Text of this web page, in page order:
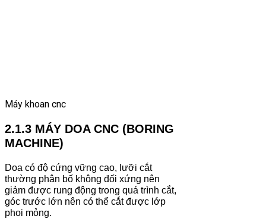
Máy khoan cnc
2.1.3 MÁY DOA CNC (BORING
MACHINE)
Doa có độ cứng vững cao, lưỡi cắt
thường phân bố không đối xứng nên
giảm được rung động trong quá trình cắt,
góc trước lớn nên có thể cắt được lớp
phoi mỏng.